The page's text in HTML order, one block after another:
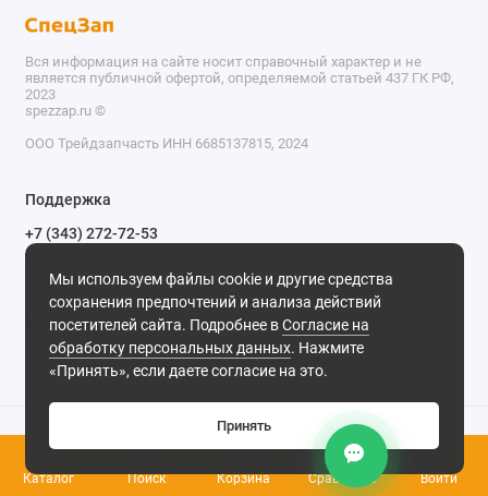
Каталог Поиск Корзина
0
Сравнение
Войти
Мы используем файлы cookie и другие средства
сохранения предпочтений и анализа действий
посетителей сайта. Подробнее вСогласие на
обработку персональных данных. Нажмите
«Принять», если даете согласие на это.
Принять
Вся информация на сайте носит справочный характер и не
является публичной офертой, определяемой статьей 437 ГК РФ,
2023
spezzap.ru ©️
ООО Трейдзапчасть ИНН 6685137815, 2024
Поддержка
+7 (343) 272-72-53
Обратный звонок
620030, г. Екатеринбург, ул. Карьерная, д. 14, оф. 14.
Мы в сети